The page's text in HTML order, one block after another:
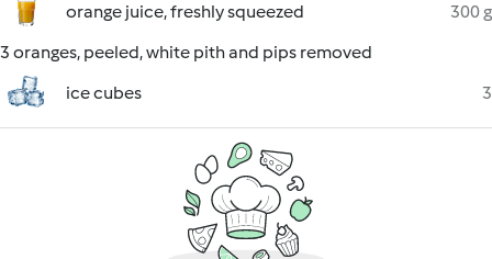
orange juice, freshly squeezed
300 g
3 oranges, peeled, white pith and pips removed
ice cubes
3